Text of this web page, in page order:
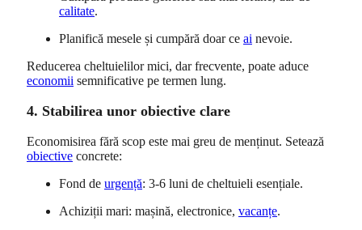
calitate.
Planifică mesele și cumpără doar ce ai nevoie.
Reducerea cheltuielilor mici, dar frecvente, poate aduce
economii semnificative pe termen lung.
4. Stabilirea unor obiective clare
Economisirea fără scop este mai greu de menținut. Setează
obiective concrete:
Fond de urgență: 3-6 luni de cheltuieli esențiale.
Achiziții mari: mașină, electronice, vacanțe.